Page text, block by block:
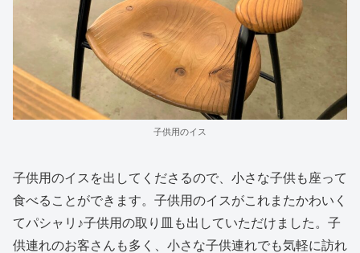
子供用のイス
子供用のイスを出してくださるので、小さな子供も座って
食べることができます。子供用のイスがこれまたかわいく
てパシャリ♪子供用の取り皿も出していただけました。子
供連れのお客さんも多く、小さな子供連れでも気軽に訪れ